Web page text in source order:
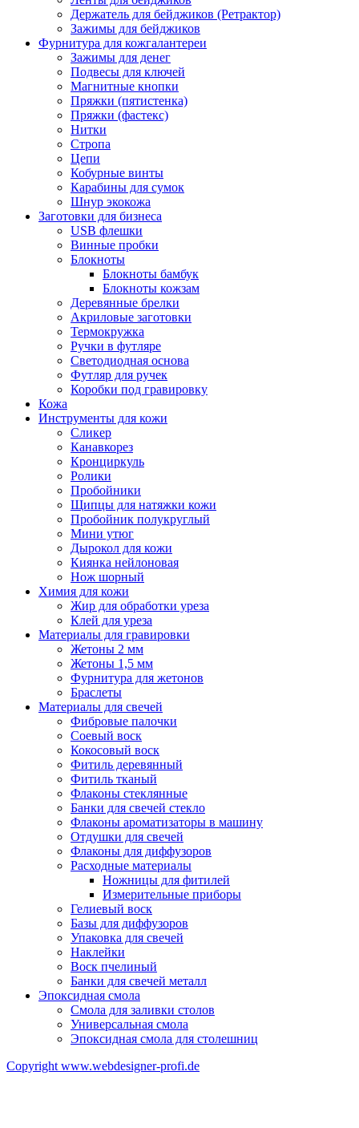
Держатель для бейджиков (Ретрактор)
Зажимы для бейджиков
Фурнитура для кожгалантереи
Зажимы для денег
Подвесы для ключей
Магнитные кнопки
Пряжки (пятистенка)
Пряжки (фастекс)
Нитки
Стропа
Цепи
Кобурные винты
Карабины для сумок
Шнур экокожа
Заготовки для бизнеса
USB флешки
Винные пробки
Блокноты
Блокноты бамбук
Блокноты кожзам
Деревянные брелки
Акриловые заготовки
Термокружка
Ручки в футляре
Светодиодная основа
Футляр для ручек
Коробки под гравировку
Кожа
Инструменты для кожи
Сликер
Канавкорез
Кронциркуль
Ролики
Пробойники
Щипцы для натяжки кожи
Пробойник полукруглый
Мини утюг
Дырокол для кожи
Киянка нейлоновая
Нож шорный
Химия для кожи
Жир для обработки уреза
Клей для уреза
Материалы для гравировки
Жетоны 2 мм
Жетоны 1,5 мм
Фурнитура для жетонов
Браслеты
Материалы для свечей
Фибровые палочки
Соевый воск
Кокосовый воск
Фитиль деревянный
Фитиль тканый
Флаконы стеклянные
Банки для свечей стекло
Флаконы ароматизаторы в машину
Отдушки для свечей
Флаконы для диффузоров
Расходные материалы
Ножницы для фитилей
Измерительные приборы
Гелиевый воск
Базы для диффузоров
Упаковка для свечей
Наклейки
Воск пчелиный
Банки для свечей металл
Эпоксидная смола
Смола для заливки столов
Универсальная смола
Эпоксидная смола для столешниц
Copyright www.webdesigner-profi.de